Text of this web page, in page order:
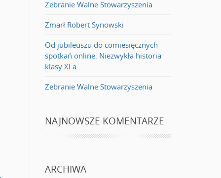
Zebranie Walne Stowarzyszenia
Zmarł Robert Synowski
Od jubileuszu do comiesięcznych
spotkań online. Niezwykła historia
klasy XI a
Zebranie Walne Stowarzyszenia
NAJNOWSZE KOMENTARZE
ARCHIWA